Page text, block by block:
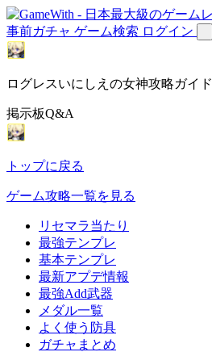
事前ガチャ ゲーム検索 ログイン
ログレスいにしえの女神攻略ガイド
掲示板Q&A
トップに戻る
ゲーム攻略一覧を見る
リセマラ当たり
最強テンプレ
基本テンプレ
最新アプデ情報
最強Add武器
メダル一覧
よく使う防具
ガチャまとめ